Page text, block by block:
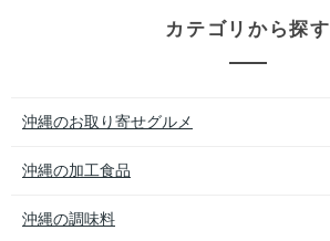
カテゴリから探す
沖縄のお取り寄せグルメ
沖縄の加工食品
沖縄の調味料